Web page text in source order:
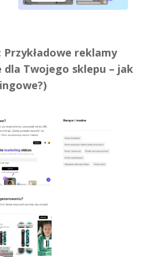
reklamy
Twojego sklepu – jak